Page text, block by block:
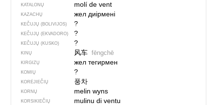
KATALONŲ molí de vent
KAZACHŲ жел диірмені
KEČUJŲ (BOLIVIJOS) ?
KEČUJŲ (EKVADORO) ?
KEČUJŲ (KUSKO) ?
KINŲ 风车 fēngchē
KIRGIZŲ жел тегирмен
KOMIŲ ?
KORĖJIEČIŲ 풍차
KORNŲ melin wyns
KORSIKIEČIŲ mulinu di ventu